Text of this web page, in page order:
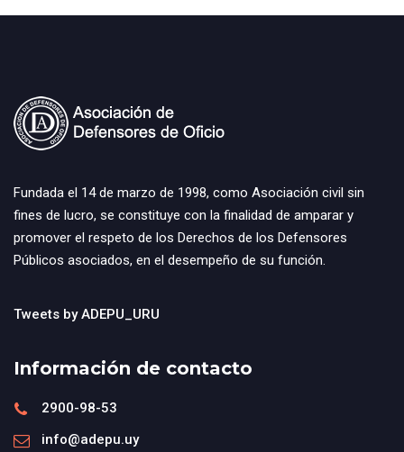
Fundada el 14 de marzo de 1998, como Asociación civil sin
fines de lucro, se constituye con la finalidad de amparar y
promover el respeto de los Derechos de los Defensores
Públicos asociados, en el desempeño de su función.
Tweets by ADEPU_URU
Información de contacto
2900-98-53
info@adepu.uy